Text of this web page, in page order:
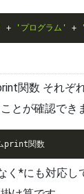
+ 'プログラム' +
関数 それぞ
とが確認でき
print関数
く*にも対応し